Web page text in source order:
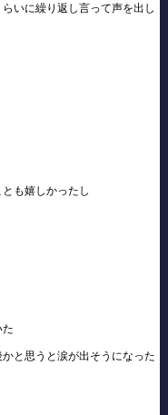
いに繰り返し言って声を出し
も嬉しかったし
と思うと涙が出そうになった